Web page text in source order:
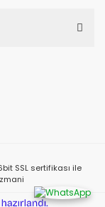
SSL sertifikası ile
ile